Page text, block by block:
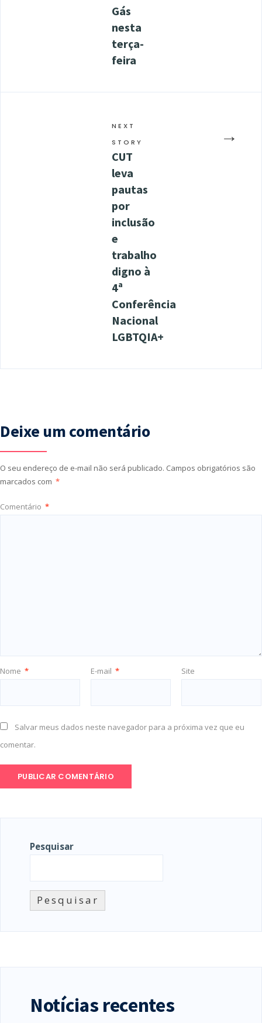
Gás
nesta
terça-
feira
→
NEXT
STORY
CUT
leva
pautas
por
inclusão
e
trabalho
digno à
4ª
Conferência
Nacional
LGBTQIA+
Deixe um comentário
O seu endereço de e-mail não será publicado. Campos obrigatórios são
marcados com *
Comentário *
Nome * E-mail * Site
Salvar meus dados neste navegador para a próxima vez que eu
comentar.
Pesquisar
Pesquisar
Notícias recentes